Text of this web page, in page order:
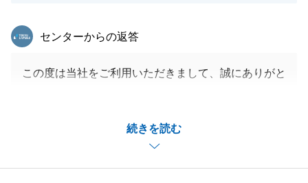
続きを読む
東急リバブル
センターからの返答
この度は当社をご利用いただきまして、誠にありがと
ご協力のおかげで無事お引渡しを迎えることができま
また何かお困りのことなどございましたらお気軽にご